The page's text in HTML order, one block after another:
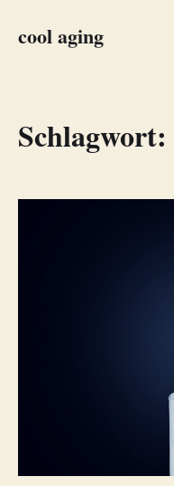
cool aging
Schlagwort: